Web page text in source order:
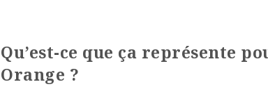
Qu’est-ce que ça représente
Orange ?